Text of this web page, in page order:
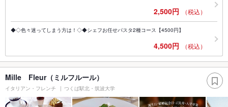
2,500円 （税込）
◆◇色々迷ってしまう方は！◇◆シェフお任せパスタ2種コース【4500円】
4,500円 （税込）
Mille Fleur（ミルフルール）
イタリアン・フレンチ つくば駅北・筑波大学